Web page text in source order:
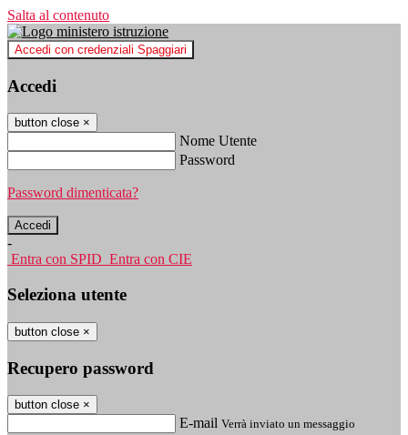
Salta al contenuto
Accedi con credenziali Spaggiari
Accedi
button close ×
Nome Utente
Password
Password dimenticata?
-
Entra con SPID Entra con CIE
Seleziona utente
button close ×
Recupero password
button close ×
E-mail Verrà inviato un messaggio